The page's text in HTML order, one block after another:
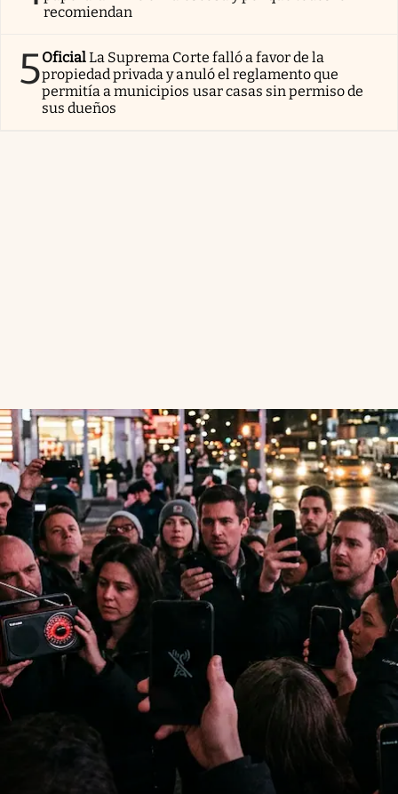
recomiendan
5OficialLa Suprema Corte falló a favor de la
propiedad privada y anuló el reglamento que
permitía a municipios usar casas sin permiso de
sus dueños